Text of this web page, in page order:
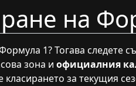
на
1? Тогава следете
зона и официалния
класирането за текущия